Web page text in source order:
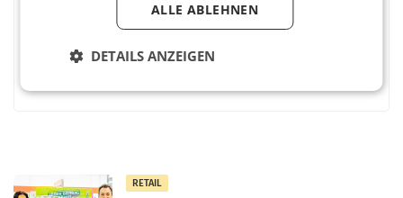
Facebook
RETAIL
ALLE ABLEHNEN
DETAILS ANZEIGEN